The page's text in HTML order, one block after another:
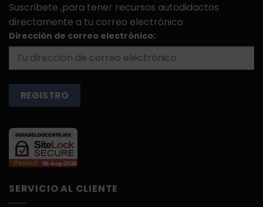
Suscribete ,para tener recursos autodidactos
directamente a tu correo electrónico
Dirección de correo electrónico:
SERVICIO AL CLIENTE